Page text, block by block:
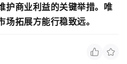
护商业利益的关键举措。唯
拓展方能行稳致远。